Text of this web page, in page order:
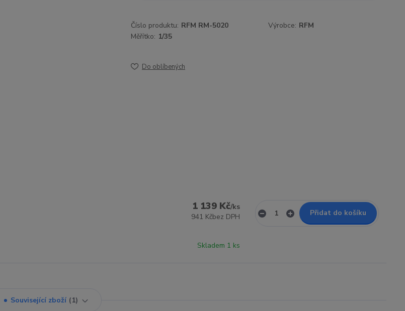
Číslo produktu: RFM RM-5020 Výrobce: RFM
Měřítko: 1/35
Do oblíbených
1 139 Kč/ks
941 Kčbez DPH
Skladem 1 ks
Přidat do košíku
Související zboží 1